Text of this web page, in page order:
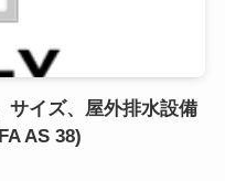
サイズ、屋外排水設備
AS 38)